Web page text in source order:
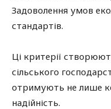
Задоволення умов
стандартів.
Ці критерії
сільського
отримують не лише
надійність.